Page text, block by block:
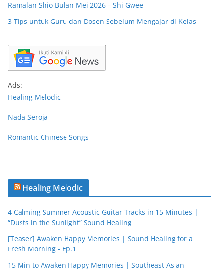
Ramalan Shio Bulan Mei 2026 – Shi Gwee
3 Tips untuk Guru dan Dosen Sebelum Mengajar di Kelas
Ads:
Healing Melodic
Nada Seroja
Romantic Chinese Songs
Healing Melodic
4 Calming Summer Acoustic Guitar Tracks in 15 Minutes |
“Dusts in the Sunlight” Sound Healing
[Teaser] Awaken Happy Memories | Sound Healing for a
Fresh Morning - Ep.1
15 Min to Awaken Happy Memories | Southeast Asian